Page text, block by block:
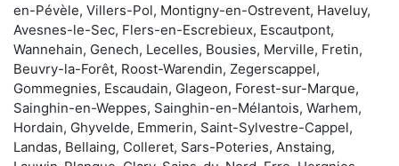
en-Pévèle, Villers-Pol, Montigny-en-Ostrevent, Haveluy,
Avesnes-le-Sec, Flers-en-Escrebieux, Escautpont,
Wannehain, Genech, Lecelles, Bousies, Merville, Fretin,
Beuvry-la-Forêt, Roost-Warendin, Zegerscappel,
Gommegnies, Escaudain, Glageon, Forest-sur-Marque,
Sainghin-en-Weppes, Sainghin-en-Mélantois, Warhem,
Hordain, Ghyvelde, Emmerin, Saint-Sylvestre-Cappel,
Landas, Bellaing, Colleret, Sars-Poteries, Anstaing,